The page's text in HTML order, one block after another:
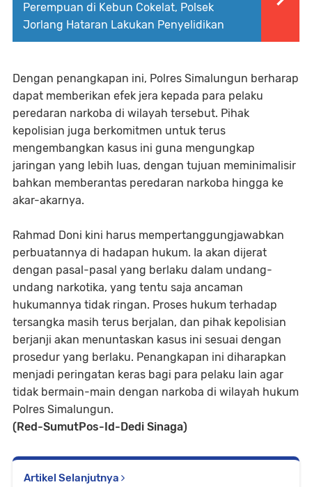
Perempuan di Kebun Cokelat, Polsek
Jorlang Hataran Lakukan Penyelidikan
Dengan penangkapan ini, Polres Simalungun berharap
dapat memberikan efek jera kepada para pelaku
peredaran narkoba di wilayah tersebut. Pihak
kepolisian juga berkomitmen untuk terus
mengembangkan kasus ini guna mengungkap
jaringan yang lebih luas, dengan tujuan meminimalisir
bahkan memberantas peredaran narkoba hingga ke
akar-akarnya.
Rahmad Doni kini harus mempertanggungjawabkan
perbuatannya di hadapan hukum. Ia akan dijerat
dengan pasal-pasal yang berlaku dalam undang-
undang narkotika, yang tentu saja ancaman
hukumannya tidak ringan. Proses hukum terhadap
tersangka masih terus berjalan, dan pihak kepolisian
berjanji akan menuntaskan kasus ini sesuai dengan
prosedur yang berlaku. Penangkapan ini diharapkan
menjadi peringatan keras bagi para pelaku lain agar
tidak bermain-main dengan narkoba di wilayah hukum
Polres Simalungun.
(Red-SumutPos-Id-Dedi Sinaga)
Artikel Selanjutnya